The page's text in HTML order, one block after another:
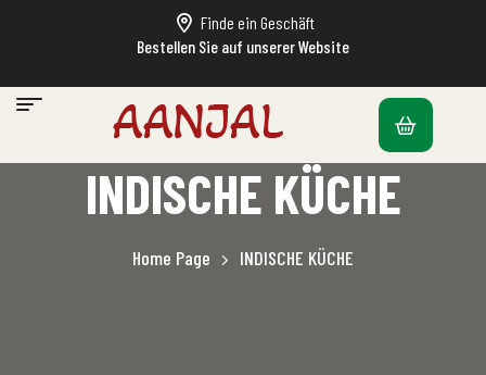
Finde ein Geschäft
Bestellen Sie auf unserer Website
INDISCHE KÜCHE
Home Page INDISCHE KÜCHE